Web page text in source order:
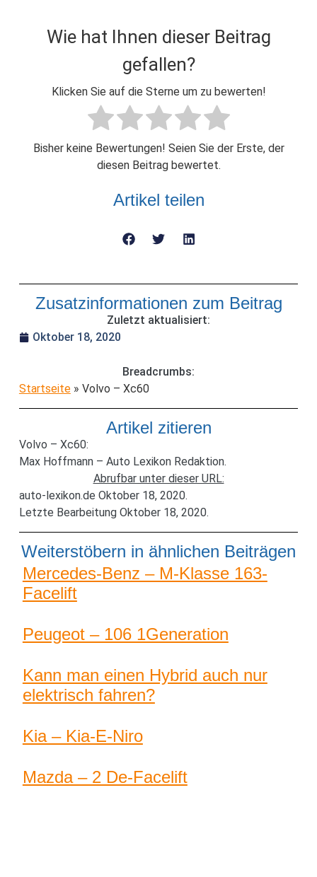
Wie hat Ihnen dieser Beitrag
gefallen?
Klicken Sie auf die Sterne um zu bewerten!
Bisher keine Bewertungen! Seien Sie der Erste, der
diesen Beitrag bewertet.
Artikel teilen
Zusatzinformationen zum Beitrag
Zuletzt aktualisiert:
Oktober 18, 2020
Breadcrumbs:
Startseite» Volvo – Xc60
Artikel zitieren
Volvo – Xc60:
Max Hoffmann – Auto Lexikon Redaktion.
Abrufbar unter dieser URL:
auto-lexikon.de Oktober 18, 2020.
Letzte Bearbeitung Oktober 18, 2020.
Weiterstöbern in ähnlichen Beiträgen
Mercedes-Benz – M-Klasse 163-
Facelift
Peugeot – 106 1Generation
Kann man einen Hybrid auch nur
elektrisch fahren?
Kia – Kia-E-Niro
Mazda – 2 De-Facelift